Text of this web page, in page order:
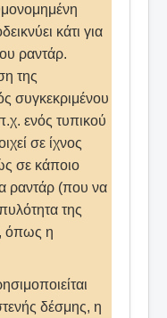
κάτι για
ραντάρ.
της
συγκεκριμένου
ενός τυπικού
σε ίχνος
σε κάποιο
ραντάρ (που να
της
όπως η
δέσμης, η